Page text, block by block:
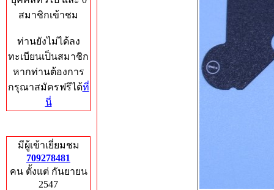
สมาชิกเข้าชม
ท่านยังไม่ได้ลง
ทะเบียนเป็นสมาชิก
หากท่านต้องการ
กรุณาสมัครฟรีได้ที่
นี่
มีผู้เข้าเยี่ยมชม
709278481
คน ตั้งแต่ กันยายน
2547